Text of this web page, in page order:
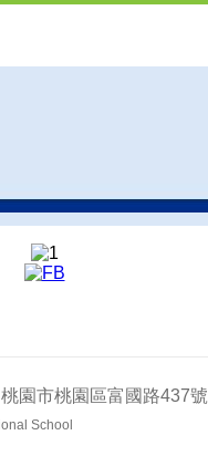
園市桃園區富國路437號
School